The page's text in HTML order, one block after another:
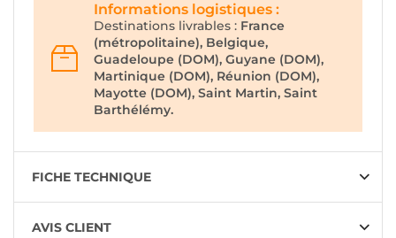
Informations logistiques :
Destinations livrables : France
(métropolitaine), Belgique,
Guadeloupe (DOM), Guyane (DOM),
Martinique (DOM), Réunion (DOM),
Mayotte (DOM), Saint Martin, Saint
Barthélémy.
FICHE TECHNIQUE
AVIS CLIENT